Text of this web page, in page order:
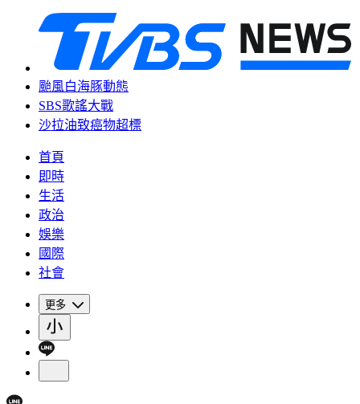
颱風白海豚動態
SBS歌謠大戰
沙拉油致癌物超標
首頁
即時
生活
政治
娛樂
國際
社會
更多